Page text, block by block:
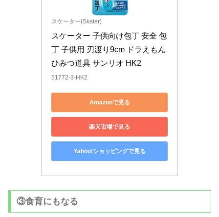
スケーター(Skater)
スケーター 子供向け包丁 安全 包
丁 子供用 刃渡り9cm ドラえもん
ひみつ道具 サンリオ HK2
51772-3-HK2
Amazonで見る
楽天市場で見る
Yahoo!ショッピングで見る
③食育にもなる